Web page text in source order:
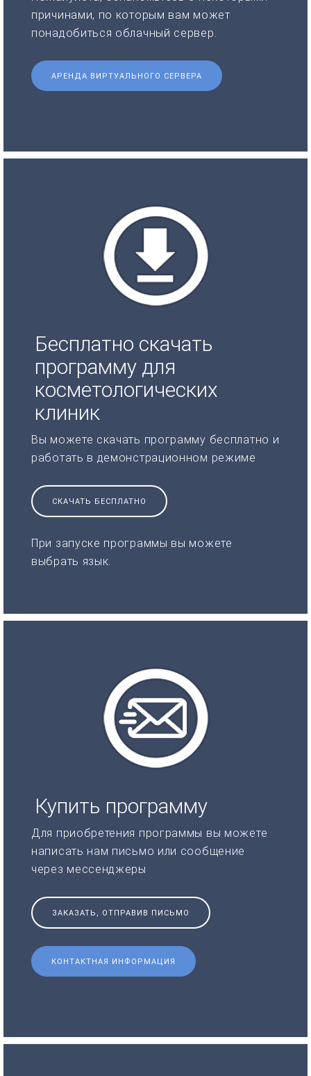
причинами, по которым вам может
понадобиться облачный сервер.
АРЕНДА ВИРТУАЛЬНОГО СЕРВЕРА
Бесплатно скачать
программу для
косметологических
клиник
Вы можете скачать программу бесплатно и
работать в демонстрационном режиме
СКАЧАТЬ БЕСПЛАТНО
При запуске программы вы можете
выбрать язык.
Купить программу
Для приобретения программы вы можете
написать нам письмо или сообщение
через мессенджеры
ЗАКАЗАТЬ, ОТПРАВИВ ПИСЬМО
КОНТАКТНАЯ ИНФОРМАЦИЯ